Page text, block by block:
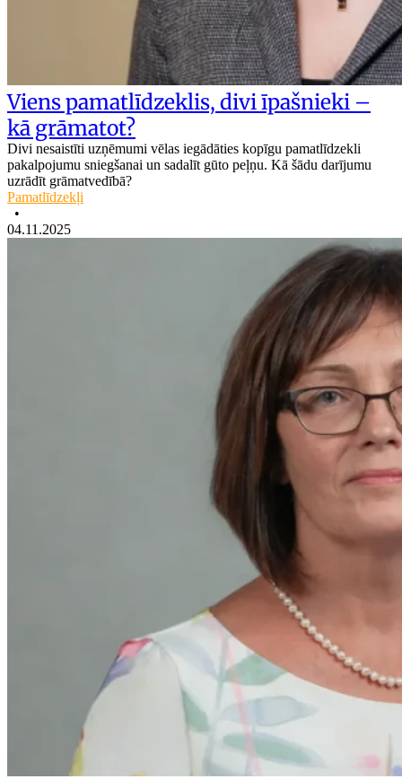
Viens pamatlīdzeklis, divi īpašnieki –
kā grāmatot?
Divi nesaistīti uzņēmumi vēlas iegādāties kopīgu pamatlīdzekli
pakalpojumu sniegšanai un sadalīt gūto peļņu. Kā šādu darījumu
uzrādīt grāmatvedībā?
Pamatlīdzekļi
•
04.11.2025